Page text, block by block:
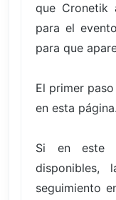
que Cronetik
para el
para que
El primer
en esta página.
Si en este
disponibles,
seguimiento